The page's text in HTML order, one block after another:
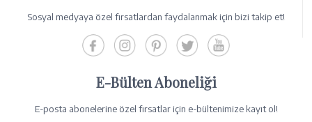
Sosyal medyaya özel fırsatlardan faydalanmak için bizi takip et!
E-Bülten Aboneliği
E-posta abonelerine özel fırsatlar için e-bültenimize kayıt ol!